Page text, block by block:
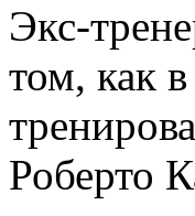
Экс-
том, как
Роберто